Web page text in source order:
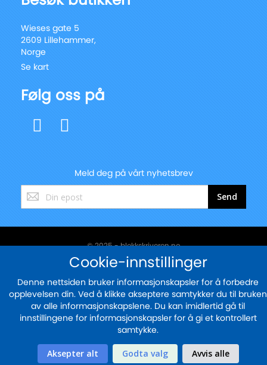
Wieses gate 5
2609 Lillehammer,
Norge
Se kart
Følg oss på
Meld deg på vårt nyhetsbrev
Registrer
deg
vårt
Send
© 2025 - blekkskriveren.no
Sikker betaling med
Cookie-innstillinger
Denne nettsiden bruker informasjonskapsler for å forbedre
opplevelsen din. Ved å klikke akseptere samtykker du til bruken
av alle informasjonskapslene. Du kan imidlertid gå til
innstillingene for informasjonskapsler for å gi et kontrollert
samtykke.
Aksepter alt Godta valg Avvis alle